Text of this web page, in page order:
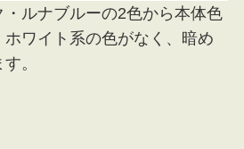
・ルナブルーの2色から本体色
ワイト系の色がなく、暗め
。